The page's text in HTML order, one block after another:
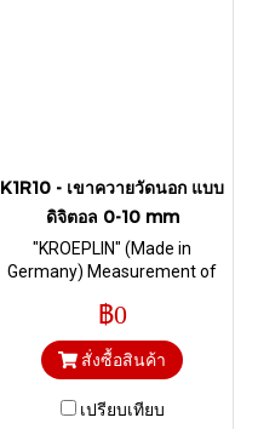
K1R10 - เขาควายวัดนอก แบบ
ดิจิตอล 0-10 mm
"KROEPLIN" (Made in
Germany) Measurement of
Range 0-10 mm. & Depth 35
mm. HM-Ball Ø 1,5 mm
฿0
สั่งซื้อสินค้า
เปรียบเทียบ